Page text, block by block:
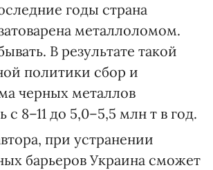
годы страна
металлоломом.
В результате такой
политики сбор и
черных металлов
8–11 до 5,0–5,5 млн т в год.
при устранении
барьеров Украина сможет